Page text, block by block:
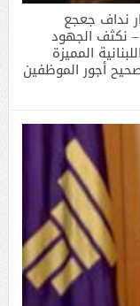
نداف جعجع
نكثف الجهود
– الدراما اللبنانية المميزة
أجور الموظفين